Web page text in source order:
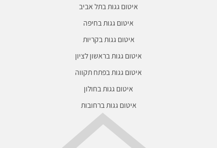
איטום גגות בתל אביב
איטום גגות בחיפה
איטום גגות בקריות
איטום גגות בראשון לציון
איטום גגות בפתח תקווה
איטום גגות בחולון
איטום גגות ברחובות